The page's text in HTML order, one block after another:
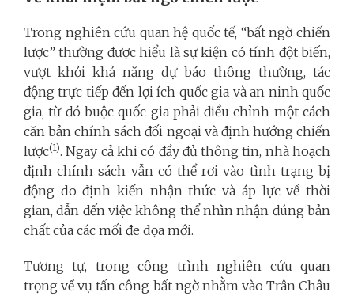
Trong nghiên cứu quan hệ quốc tế, “bất ngờ chiến
lược” thường được hiểu là sự kiện có tính đột biến,
vượt khỏi khả năng dự báo thông thường, tác
động trực tiếp đến lợi ích quốc gia và an ninh quốc
gia, từ đó buộc quốc gia phải điều chỉnh một cách
căn bản chính sách đối ngoại và định hướng chiến
lược(1). Ngay cả khi có đầy đủ thông tin, nhà hoạch
định chính sách vẫn có thể rơi vào tình trạng bị
động do định kiến nhận thức và áp lực về thời
gian, dẫn đến việc không thể nhìn nhận đúng bản
chất của các mối đe dọa mới.
Tương tự, trong công trình nghiên cứu quan
trọng về vụ tấn công bất ngờ nhằm vào Trân Châu